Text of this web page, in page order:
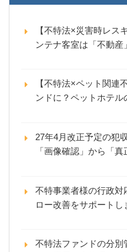
【不特法×災害時レス
ンテナ客室は「不動産
【不特法×ペット関連
ンドに？ペットホテ
27年4月改正予定の犯
「画像確認」から「真
不特事業者様の行政対
ロー改善をサポートし
不特法ファンドの分